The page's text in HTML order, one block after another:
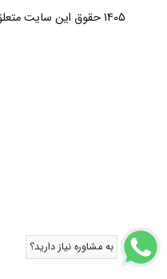
1405 حقوق این سایت متعلق به امیر لنز می باشد. 1392-1405
به مشاوره نیاز دارید؟